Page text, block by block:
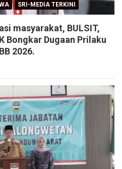
SRI-MEDIA TERKINI
masyarakat, BULSIT,
Bongkar Dugaan Prilaku
2026.